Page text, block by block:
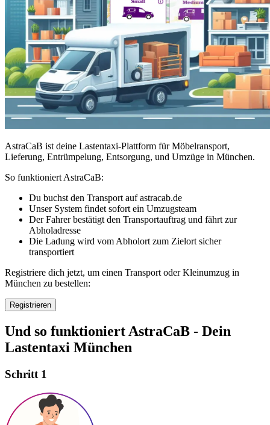
AstraCaB ist deine Lastentaxi-Plattform für Möbelransport,
Lieferung, Entrümpelung, Entsorgung, und Umzüge in München.
So funktioniert AstraCaB:
Du buchst den Transport auf astracab.de
Unser System findet sofort ein Umzugsteam
Der Fahrer bestätigt den Transportauftrag und fährt zur
Abholadresse
Die Ladung wird vom Abholort zum Zielort sicher
transportiert
Registriere dich jetzt, um einen Transport oder Kleinumzug in
München zu bestellen:
Registrieren
Und so funktioniert AstraCaB - Dein
Lastentaxi München
Schritt 1